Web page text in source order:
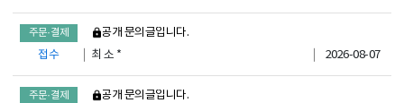
주문·결제
비공개 문의글입니다.
최 소 *
접수 2026-08-07
주문·결제
비공개 문의글입니다.